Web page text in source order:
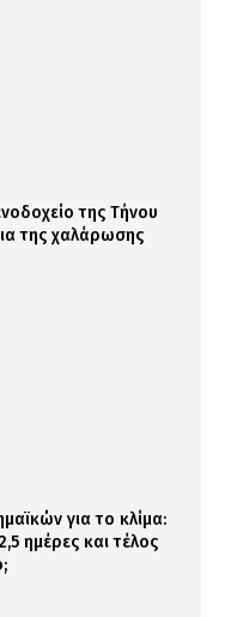
της Τήνου
της χαλάρωσης
για το κλίμα:
ημέρες και τέλος